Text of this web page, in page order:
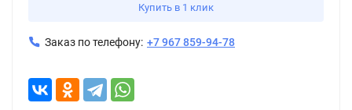
Купить в 1 клик
Заказ по телефону: +7 967 859-94-78